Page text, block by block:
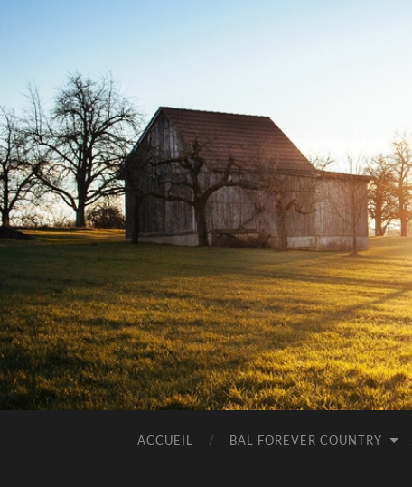
ACCUEIL BAL FOREVER COUNTRY